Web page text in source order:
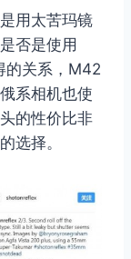
用太苦玛镜
否是使用
的关系，M42
系相机也使
的性价比非
选择。